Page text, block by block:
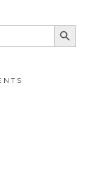
Search Button